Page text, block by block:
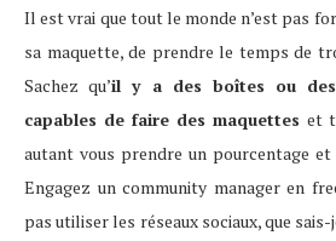
Il est vrai que tout le monde n’est pas
sa maquette, de prendre le temps de
Sachez qu’il y a des boîtes ou
capables de faire des maquettes et
autant vous prendre un pourcentage
Engagez un community manager en
pas utiliser les réseaux sociaux, que